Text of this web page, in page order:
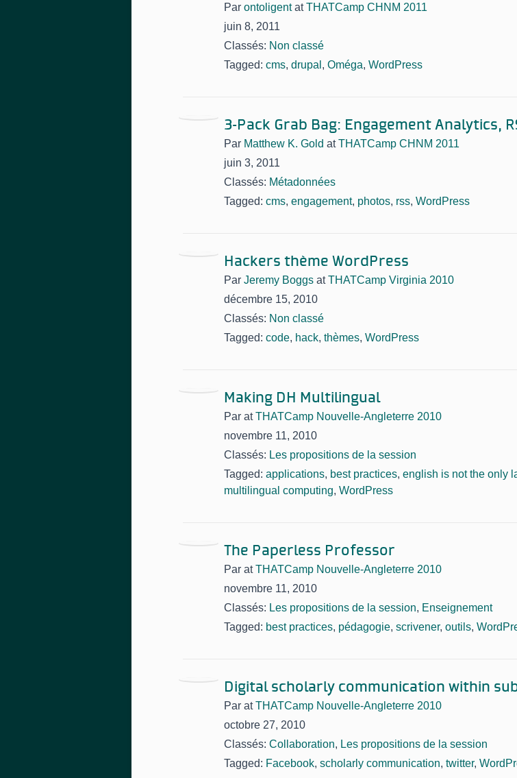
Par ontoligent atTHATCamp CHNM 2011
juin 8, 2011
Classés: Non classé
Tagged: cms, drupal , Oméga, WordPress
3-Pack Grab Bag: Engagement Analytics,
Par Matthew K. Gold atTHATCamp CHNM 2011
juin 3, 2011
Classés: Métadonnées
Tagged: cms, engagement, photos, rss, WordPress
Hackers thème WordPress
Par Jeremy Boggs atTHATCamp Virginia 2010
décembre 15, 2010
Classés: Non classé
Tagged: code, hack, thèmes, WordPress
Making DH Multilingual
Par atTHATCamp Nouvelle-Angleterre 2010
novembre 11, 2010
Classés: Les propositions de la session
Tagged: applications, best practices, english is not the only
multilingual computing, WordPress
The Paperless Professor
Par atTHATCamp Nouvelle-Angleterre 2010
novembre 11, 2010
Classés: Les propositions de la session, Enseignement
Tagged: best practices, pédagogie, scrivener, outils,
Digital scholarly communication within
Par atTHATCamp Nouvelle-Angleterre 2010
octobre 27, 2010
Classés: Collaboration, Les propositions de la session
Tagged: Facebook, scholarly communication, twitter,